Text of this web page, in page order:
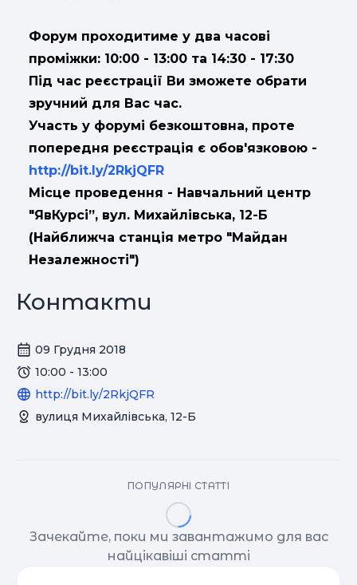
Форум проходитиме у два часові
проміжки: 10:00 - 13:00 та 14:30 - 17:30
Під час реєстрації Ви зможете обрати
зручний для Вас час.
Участь у форумі безкоштовна, проте
попередня реєстрація є обов'язковою -
http://bit.ly/2RkjQFR
Місце проведення - Навчальний центр
"ЯвКурсі”, вул. Михайлівська, 12-Б
(Найближча станція метро "Майдан
Незалежності")
Контакти
09 Грудня 2018
10:00 - 13:00
http://bit.ly/2RkjQFR
вулиця Михайлівська, 12-Б
ПОПУЛЯРНІ СТАТТІ
Зачекайте, поки ми завантажимо для вас
найцікавіші статті